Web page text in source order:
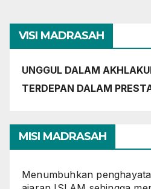
VISI MADRASAH
UNGGUL DALAM
TERDEPAN DALAM
MISI MADRASAH
Menumbuhkan